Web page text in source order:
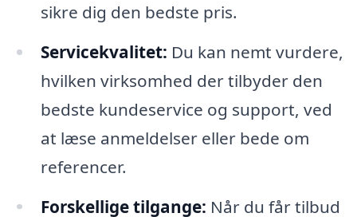
sikre dig den bedste pris.
Servicekvalitet: Du kan nemt vurdere,
hvilken virksomhed der tilbyder den
bedste kundeservice og support, ved
at læse anmeldelser eller bede om
referencer.
Forskellige tilgange: Når du får tilbud